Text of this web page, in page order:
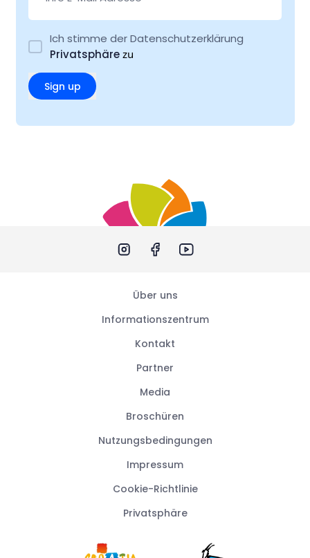
Ich stimme der Datenschutzerklärung
Privatsphäre zu
Sign up
Über uns
Informationszentrum
Kontakt
Partner
Media
Broschüren
Nutzungsbedingungen
Impressum
Cookie-Richtlinie
Privatsphäre